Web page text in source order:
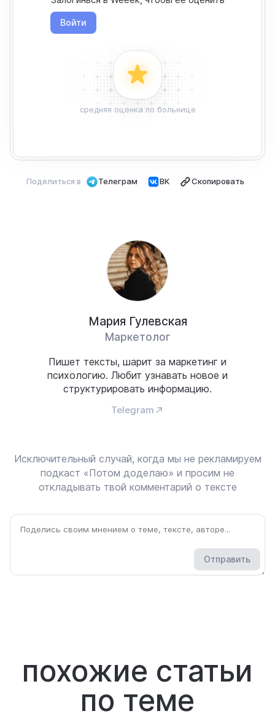
средняя оценка по больнице
Войти
Поделиться в Телеграм ВК Скопировать
Мария Гулевская
Маркетолог
Пишет тексты, шарит за маркетинг и
психологию. Любит узнавать новое и
структурировать информацию.
Telegram
Исключительный случай, когда мы не рекламируем
подкаст «Потом доделаю» и просим не
откладывать твой комментарий о тексте
Отправить
похожие статьи
по теме